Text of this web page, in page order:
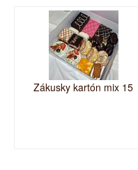
Zákusky kartón mix 15